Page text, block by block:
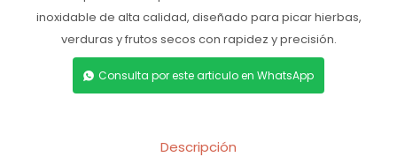
inoxidable de alta calidad, diseñado para picar hierbas,
verduras y frutos secos con rapidez y precisión.
Consulta por este articulo en WhatsApp
Descripción